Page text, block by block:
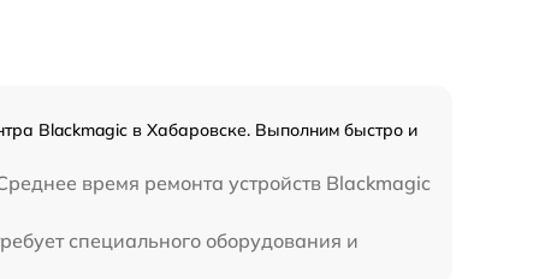
Blackmagic в Хабаровске. Выполним быстро и
время ремонта устройств Blackmagic
специального оборудования и